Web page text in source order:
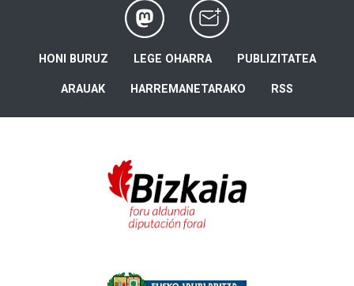
HONI BURUZ LEGE OHARRA PUBLIZITATEA
ARAUAK HARREMANETARAKO RSS